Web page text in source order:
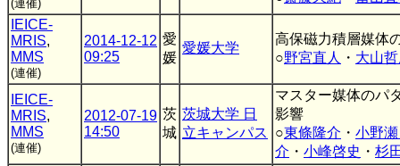
(連催)
IEICE-
MRIS,
MMS
(連催)
2014-12-12
09:25
愛
媛
愛媛大学
高保磁力積層媒体
○野宮直人 ・ 大山
IEICE-
MRIS,
MMS
(連催)
2012-07-19
14:50
茨
城
茨城大学 日
立キャンパス
マスター媒体のパ
影響
○東條隆介 ・ 小野
介 ・ 小峰啓史 ・ 杉